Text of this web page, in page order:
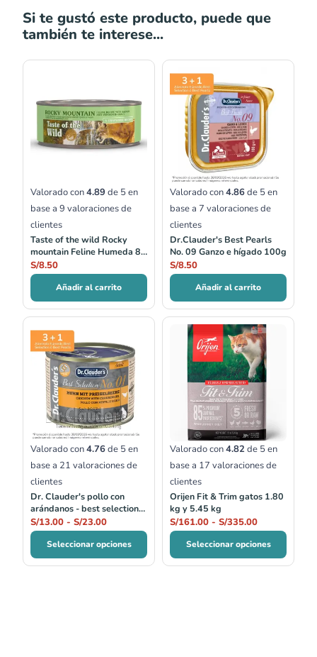
Si te gustó este producto, puede que
también te interese...
Valorado con4.89 de 5 en
base a 9 valoraciones de
clientes
Taste of the wild Rocky
mountain Feline Humeda 85
gr
S/8.50
Añadir al carrito
Valorado con4.86de 5 en
base a 7 valoraciones de
clientes
Dr.Clauder's Best Pearls
No. 09 Ganzo e hígado 100g
S/8.50
Añadir al carrito
Valorado con4.76de 5 en
base a 21 valoraciones de
clientes
Dr. Clauder's pollo con
arándanos - best selection
no.01
S/13.00 - S/23.00
de
precios:
desde
S/13.00
hasta
S/23.00
Seleccionar opciones
Valorado con4.82de 5 en
base a 17 valoraciones de
clientes
Orijen Fit & Trim gatos 1.80
kg y 5.45 kg
S/161.00 - S/335.00
Rango
de
precios:
desde
hasta
S/335.00
Seleccionar opciones